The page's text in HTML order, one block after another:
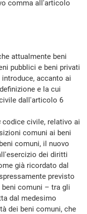
comma all'articolo
attualmente beni
pubblici e beni privati
accanto ai
e la cui
dall'articolo 6
codice civile, relativo ai
comuni ai beni
comuni, il nuovo
dei diritti
già ricordato dal
previsto
comuni – tra gli
dal medesimo
dei beni comuni, che